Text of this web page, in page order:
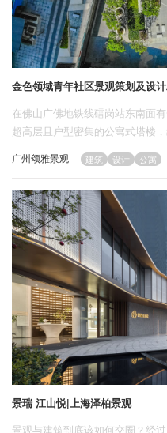
金色领域青年社区景观策划及设
在佛山广佛地铁线礌岗站东南面
超高层且户型密集的公寓式塔楼
供市民与社区居民进行户外活动
国内很新颖的一个探索性设计理
广州颂雅景观 建筑 设计 公寓
景瑞 江山悦|上海泽柏景观
景观与建筑到底该如何交圈？经